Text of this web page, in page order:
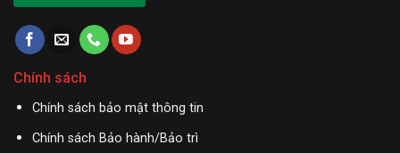
Chính sách
Chính sách bảo mật thông tin
Chính sách Bảo hành/Bảo trì